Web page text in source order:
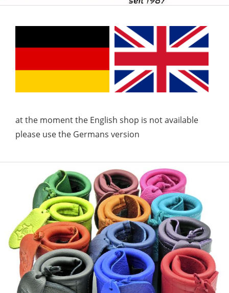
at the moment the English shop is not available
please use the Germans version